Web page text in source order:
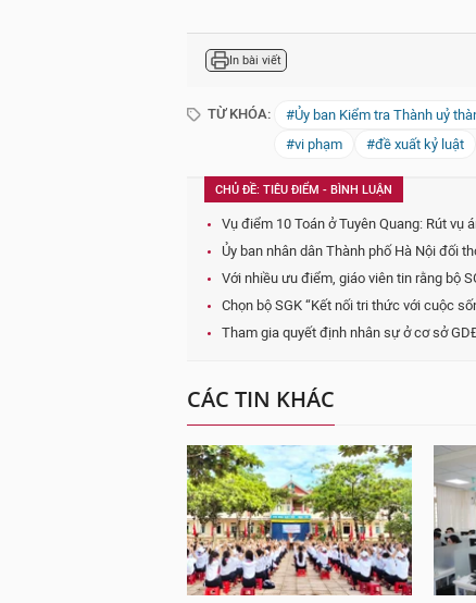
In bài viết
TỪ KHÓA: #Ủy ban Kiểm tra Thành uỷ
#vi phạm
#đề xuất kỷ luật
CHỦ ĐỀ: TIÊU ĐIỂM - BÌNH LUẬN
Vụ điểm 10 Toán ở Tuyên Quang: Rút vụ
Ủy ban nhân dân Thành phố Hà Nội đối
Với nhiều ưu điểm, giáo viên tin rằng bộ
Chọn bộ SGK “Kết nối tri thức với cuộc
Tham gia quyết định nhân sự ở cơ sở
CÁC TIN KHÁC